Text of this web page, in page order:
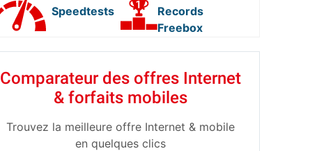
Speedtests
Records
Freebox
Comparateur des offres Internet
& forfaits mobiles
Trouvez la meilleure offre Internet & mobile
en quelques clics